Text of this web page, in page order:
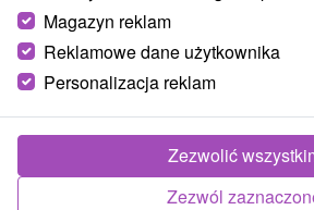
Region turystyczny
Vysoké Tatry, v Tatrách, Východné
Tatry, Bachledova dolina, Prešovský
Znalazłeś błąd lub chcesz polecić
Zgłoś błąd
Magazyn reklam
Reklamowe dane użytkownika
Personalizacja reklam
Zezwól
Zezwolić